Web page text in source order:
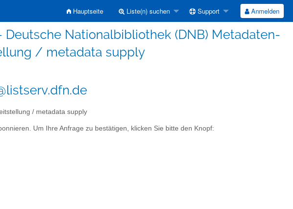
Hauptseite Liste(n) suchen Support Anmelden
Nationalbibliothek (DNB) Metadaten-
/ metadata supply
/ metadata supply
Um Ihre Anfrage zu bestätigen, klicken Sie bitte den Knopf: